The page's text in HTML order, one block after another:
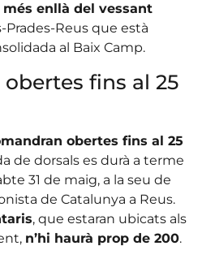
enllà del vessant
Prades-Reus que està
al Baix Camp.
fins al 25
obertes fins al 25
de dorsals es durà a terme
31 de maig, a la seu de
de Catalunya a Reus.
, que estaran ubicats als
n’hi haurà prop de 200.